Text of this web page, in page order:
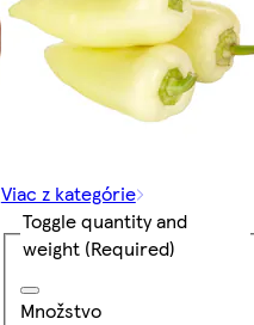
Viac z kategórie
Toggle quantity and
weight(Required)
Množstvo